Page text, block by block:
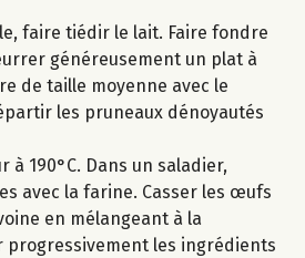
faire tiédir le lait. Faire fondre
généreusement un plat à
de taille moyenne avec le
les pruneaux dénoyautés
à 190°C. Dans un saladier,
avec la farine. Casser les œufs
en mélangeant à la
progressivement les ingrédients